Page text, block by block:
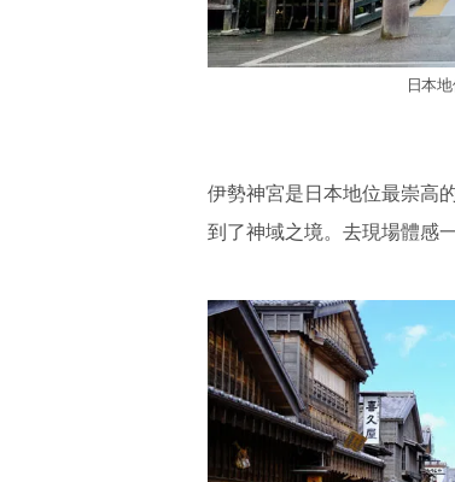
日本
伊勢神宮是日本地位最崇高
到了神域之境。去現場體感